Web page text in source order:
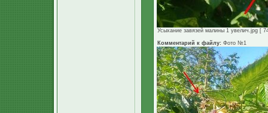
Усыхание завязей малины 1 увелич.jpg [
Комментарий к файлу: Фото №1